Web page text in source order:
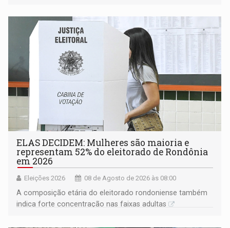
ELAS DECIDEM: Mulheres são maioria e
representam 52% do eleitorado de Rondônia
em 2026
Eleições 2026 08 de Agosto de 2026 às 08:00
A composição etária do eleitorado rondoniense também
indica forte concentração nas faixas adultas